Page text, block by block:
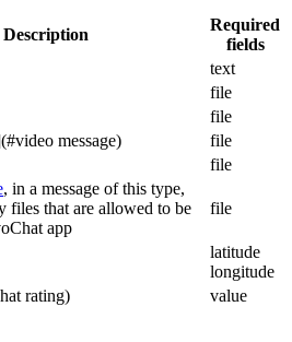
Description
Required
fields
text
file
file
message)
file
file
, in a message of this type,
files that are allowed to be
app
file
latitude
longitude
rating)
value